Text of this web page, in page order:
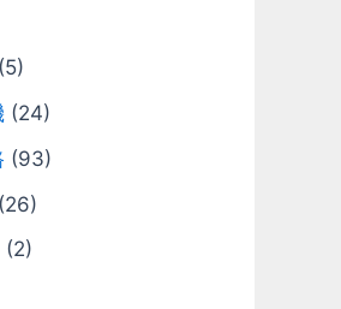
(5)
(24)
(93)
(26)
(2)